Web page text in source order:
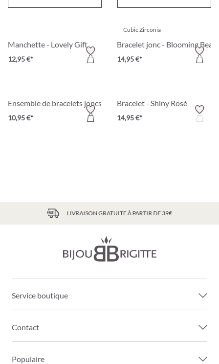
Manchette - Lovely Gift
12,95 €*
Cubic Zirconia
Bracelet jonc - Blooming
14,95 €*
Ensemble de bracelets joncs - Wavy Trio
10,95 €*
Bracelet - Shiny Rosé
14,95 €*
LIVRAISON GRATUITE À PARTIR DE 39€
Service boutique
Contact
Populaire